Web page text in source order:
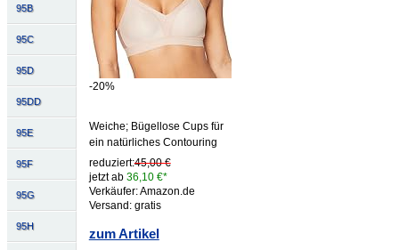
95B
95C
95D
95DD
95E
95F
95G
95H
-20%
Weiche; Bügellose Cups für
ein natürliches Contouring
reduziert:45,00 €
jetzt ab 36,10 €*
Verkäufer: Amazon.de
Versand: gratis
zum Artikel